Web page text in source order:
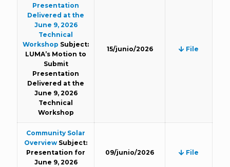
Presentation
Delivered at the
June 9, 2026
Technical
Workshop Subject:
LUMA’s Motion to
Submit
Presentation
Delivered at the
June 9, 2026
Technical
Workshop
15/junio/2026 File
Community Solar
Overview Subject:
Presentation for
June 9, 2026
09/junio/2026 File